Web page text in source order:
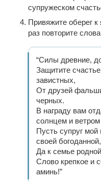
супружеском
Привяжите оберег к
раз повторите
“Силы древние,
Защитите
завистных,
От друзей
черных.
В награду вам
солнцем и
Пусть супруг
своей богоданной,
Да к семье
Слово крепкое и
аминь!”